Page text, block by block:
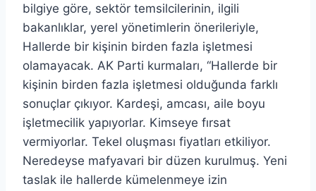
bilgiye göre, sektör temsilcilerinin, ilgili
bakanlıklar, yerel yönetimlerin önerileriyle,
Hallerde bir kişinin birden fazla işletmesi
olamayacak. AK Parti kurmaları, “Hallerde bir
kişinin birden fazla işletmesi olduğunda farklı
sonuçlar çıkıyor. Kardeşi, amcası, aile boyu
işletmecilik yapıyorlar. Kimseye fırsat
vermiyorlar. Tekel oluşması fiyatları etkiliyor.
Neredeyse mafyavari bir düzen kurulmuş. Yeni
taslak ile hallerde kümelenmeye izin